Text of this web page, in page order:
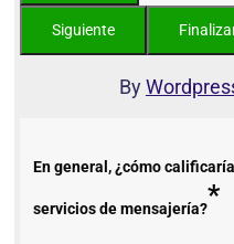
By
En general, ¿cómo
servicios de mensajería?*